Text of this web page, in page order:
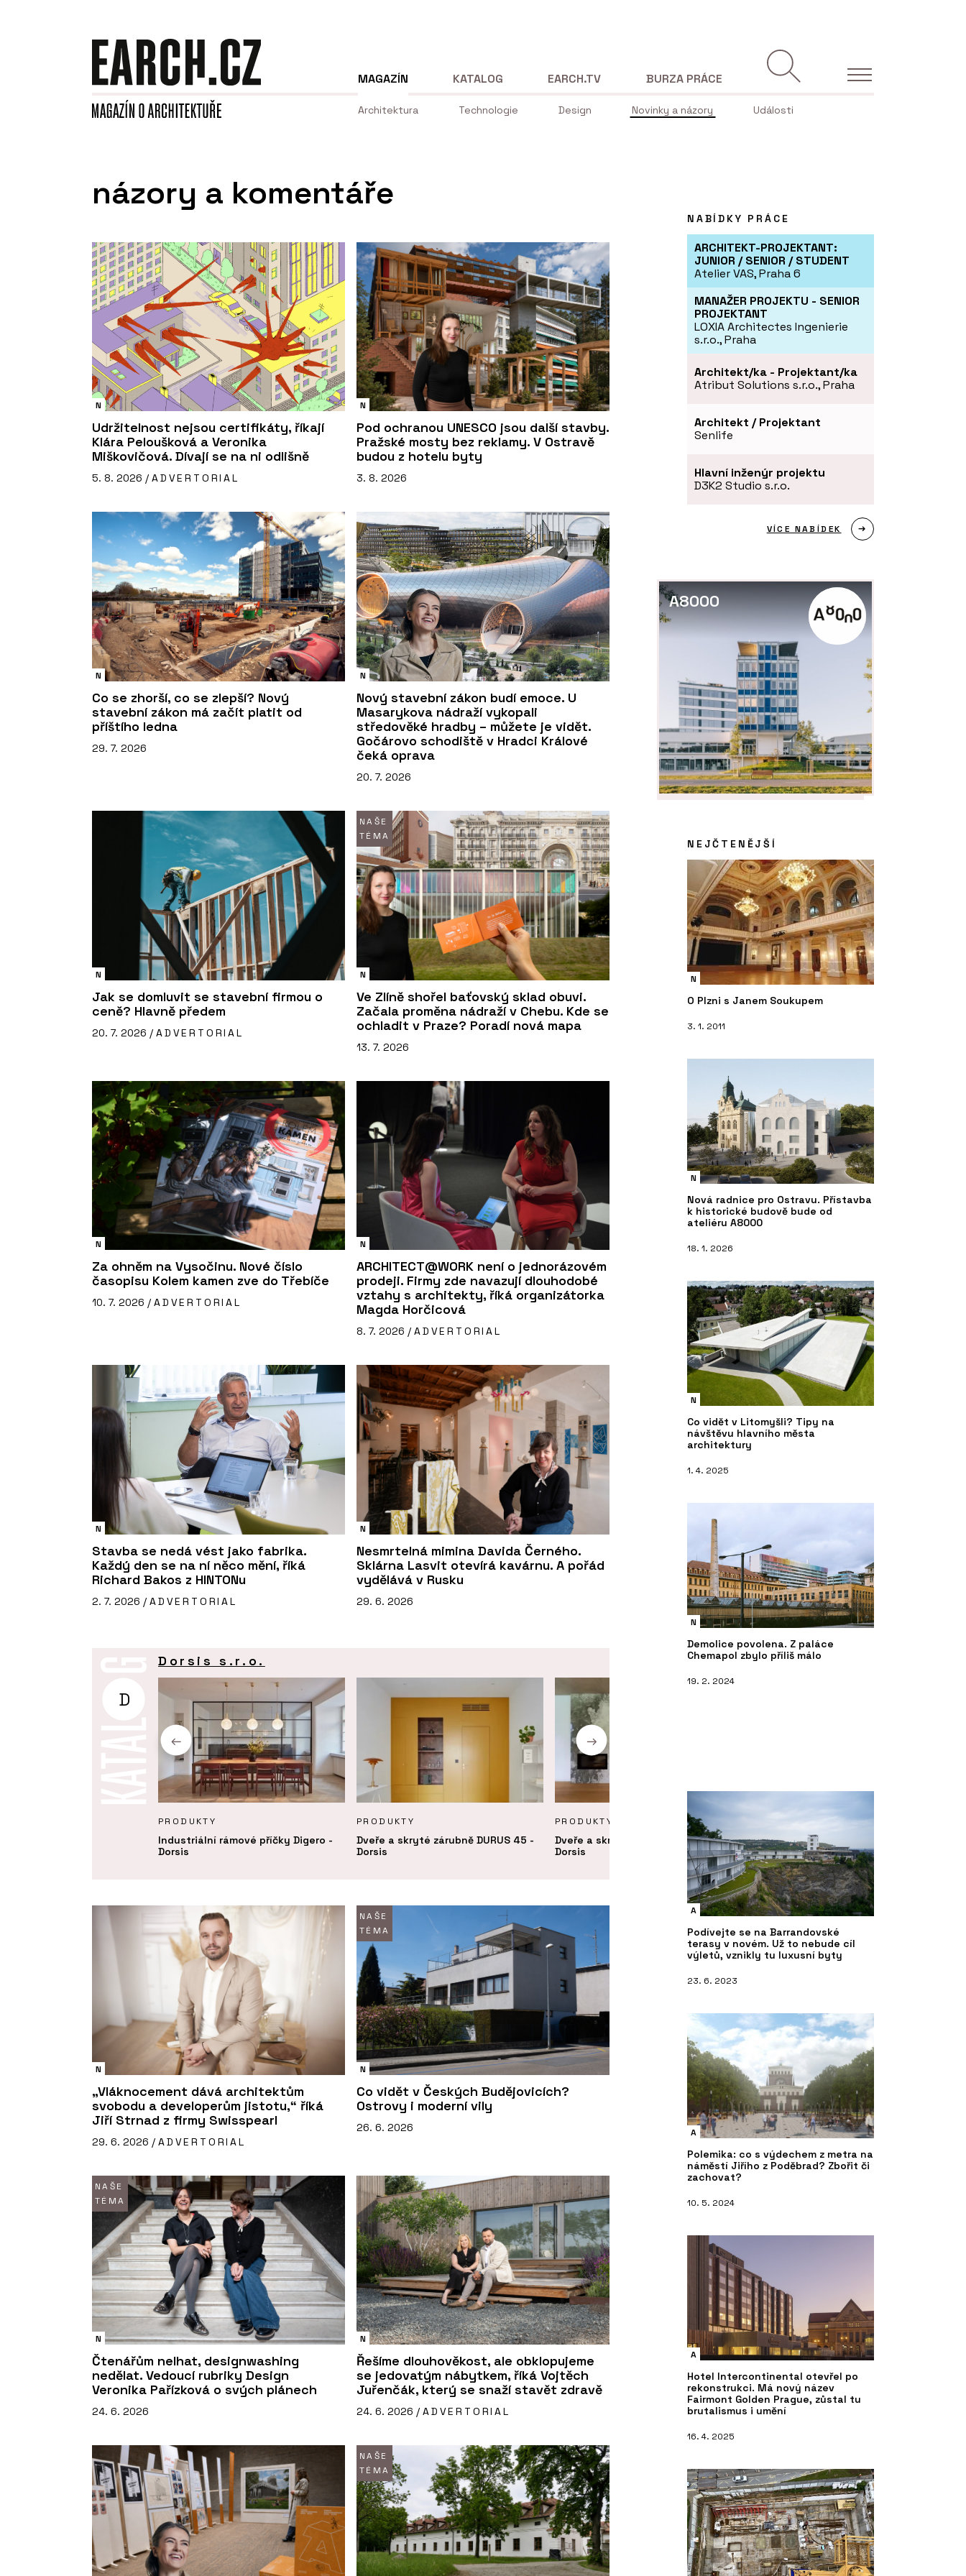
MAGAZÍN
Architektura Technologie Design Novinky a názory Události
KATALOG EARCH.TV BURZA PRÁCE
názory a komentáře
N
Udržitelnost nejsou certifikáty, říkají
Klára Peloušková a Veronika
Miškovičová. Dívají se na ni odlišně
5. 8. 2026 / ADVERTORIAL
N
Pod ochranou UNESCO jsou další stavby.
Pražské mosty bez reklamy. V Ostravě
budou z hotelu byty
3. 8. 2026
N
Co se zhorší, co se zlepší? Nový
stavební zákon má začít platit od
příštího ledna
29. 7. 2026
N
Nový stavební zákon budí emoce. U
Masarykova nádraží vykopali
středověké hradby – můžete je vidět.
Gočárovo schodiště v Hradci Králové
čeká oprava
20. 7. 2026
N
Jak se domluvit se stavební firmou o
ceně? Hlavně předem
20. 7. 2026 / ADVERTORIAL
NAŠE
TÉMA
N
Ve Zlíně shořel baťovský sklad obuvi.
Začala proměna nádraží v Chebu. Kde se
ochladit v Praze? Poradí nová mapa
13. 7. 2026
N
Za ohněm na Vysočinu. Nové číslo
časopisu Kolem kamen zve do Třebíče
10. 7. 2026 / ADVERTORIAL
N
ARCHITECT@WORK není o jednorázovém
prodeji. Firmy zde navazují dlouhodobé
vztahy s architekty, říká organizátorka
Magda Horčicová
8. 7. 2026 / ADVERTORIAL
N
Stavba se nedá vést jako fabrika.
Každý den se na ní něco mění, říká
Richard Bakos z HINTONu
2. 7. 2026 / ADVERTORIAL
N
Nesmrtelná mimina Davida Černého.
Sklárna Lasvit otevírá kavárnu. A pořád
vydělává v Rusku
29. 6. 2026
D
Dorsis s.r.o.
PRODUKTY
Industriální rámové příčky Digero -
Dorsis
PRODUKTY
Dveře a skryté zárubně DURUS 45 -
Dorsis
PRODUKTY
Dveře a skryté zárubně FORTIUS 52 -
Dorsis
ČLÁNKY
Ekologičtější postup ve výrobě je
možný, ale vyžaduje větší přesnost,
disciplínu i kontrolu
N
„Vláknocement dává architektům
svobodu a developerům jistotu,“ říká
Jiří Strnad z firmy Swisspearl
29. 6. 2026 / ADVERTORIAL
NAŠE
TÉMA
N
Co vidět v Českých Budějovicích?
Ostrovy i moderní vily
26. 6. 2026
NAŠE
TÉMA
N
Čtenářům nelhat, designwashing
nedělat. Vedoucí rubriky Design
Veronika Pařízková o svých plánech
24. 6. 2026
N
Řešíme dlouhověkost, ale obklopujeme
se jedovatým nábytkem, říká Vojtěch
Juřenčák, který se snaží stavět zdravě
24. 6. 2026 / ADVERTORIAL
NAŠE
TÉMA
NABÍDKY PRÁCE
ARCHITEKT-PROJEKTANT:
JUNIOR / SENIOR / STUDENT
Atelier VAS, Praha 6
MANAŽER PROJEKTU - SENIOR
PROJEKTANT
LOXIA Architectes Ingenierie
s.r.o., Praha
Architekt/ka - Projektant/ka
Atribut Solutions s.r.o., Praha
Architekt / Projektant
Senlife
Hlavní inženýr projektu
D3K2 Studio s.r.o.
VÍCE NABÍDEK
A8000
NEJČTENĚJŠÍ
N
O Plzni s Janem Soukupem
3. 1. 2011
N
Nová radnice pro Ostravu. Přístavba
k historické budově bude od
ateliéru A8000
18. 1. 2026
N
Co vidět v Litomyšli? Tipy na
návštěvu hlavního města
architektury
1. 4. 2025
N
Demolice povolena. Z paláce
Chemapol zbylo příliš málo
19. 2. 2024
A
Podívejte se na Barrandovské
terasy v novém. Už to nebude cíl
výletů, vznikly tu luxusní byty
23. 6. 2023
A
Polemika: co s výdechem z metra na
náměstí Jiřího z Poděbrad? Zbořit či
zachovat?
10. 5. 2024
A
Hotel Intercontinental otevřel po
rekonstrukci. Má nový název
Fairmont Golden Prague, zůstal tu
brutalismus i umění
16. 4. 2025